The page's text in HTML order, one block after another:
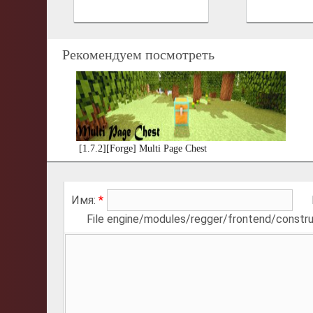
Рекомендуем посмотреть
[1.7.2][Forge] Multi Page Chest
Имя:*
File engine/modules/regger/frontend/